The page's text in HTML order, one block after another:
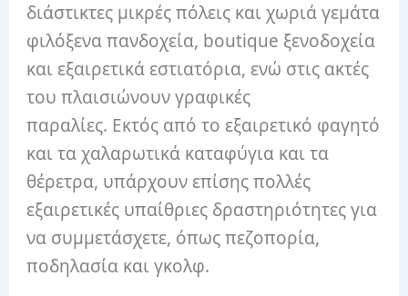
διάστικτες μικρές πόλεις και χωριά γεμάτα
φιλόξενα πανδοχεία, boutique ξενοδοχεία
και εξαιρετικά εστιατόρια, ενώ στις ακτές
του πλαισιώνουν γραφικές
παραλίες. Εκτός από το εξαιρετικό φαγητό
και τα χαλαρωτικά καταφύγια και τα
θέρετρα, υπάρχουν επίσης πολλές
εξαιρετικές υπαίθριες δραστηριότητες για
να συμμετάσχετε, όπως πεζοπορία,
ποδηλασία και γκολφ.